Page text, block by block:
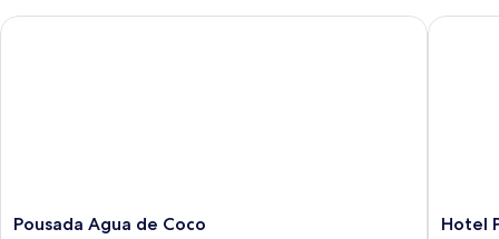
Pousada
Pousada Agua de Coco
Pousada Agua de Coco
Hotel
Hotel
Hotel